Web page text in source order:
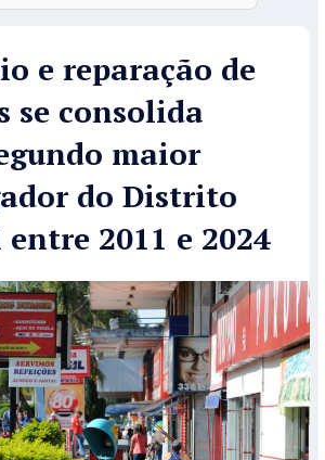
e reparação de
se consolida
maior
do Distrito
2011 e 2024